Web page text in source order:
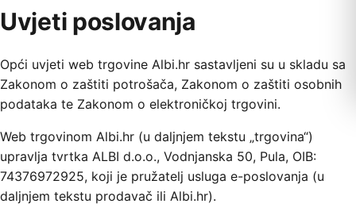
Uvjeti poslovanja
Opći uvjeti web trgovine Albi.hr sastavljeni su u skladu sa
Zakonom o zaštiti potrošača, Zakonom o zaštiti osobnih
podataka te Zakonom o elektroničkoj trgovini.
Web trgovinom Albi.hr (u daljnjem tekstu „trgovina“)
upravlja tvrtka ALBI d.o.o., Vodnjanska 50, Pula, OIB:
74376972925, koji je pružatelj usluga e-poslovanja (u
daljnjem tekstu prodavač ili Albi.hr).